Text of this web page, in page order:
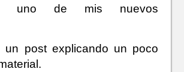
uno de mis nuevos
un post explicando un poco